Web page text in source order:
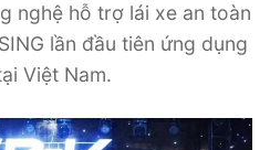
nghệ hỗ trợ lái xe an toàn
lần đầu tiên ứng dụng
Việt Nam.